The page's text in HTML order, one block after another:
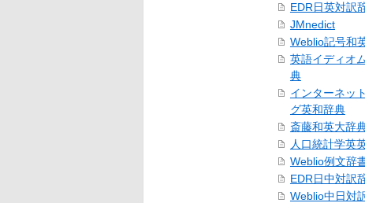
EDR日英対訳
JMnedict
Weblio記号和
英語イディオ
典
インターネッ
グ英和辞典
斎藤和英大辞
人口統計学英
Weblio例文辞
EDR日中対訳
Weblio中日対